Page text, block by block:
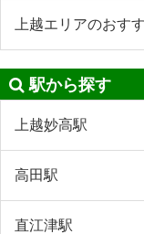
上越エリアのおす
駅から探す
上越妙高駅
高田駅
直江津駅